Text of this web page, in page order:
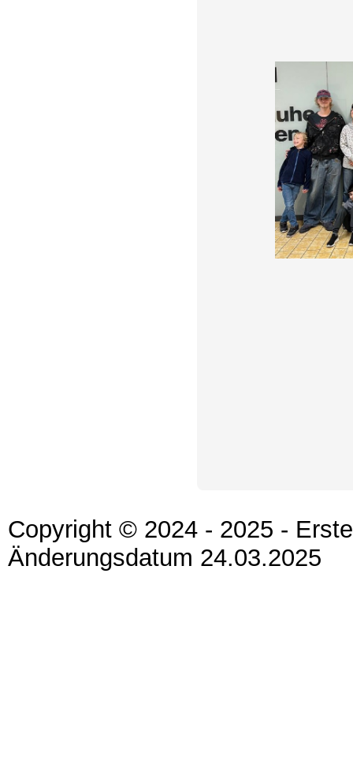
Copyright © 2024 - 2025 -
Änderungsdatum 24.03.2025